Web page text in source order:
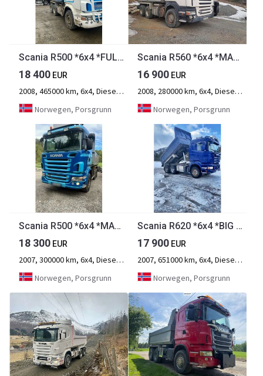
Scania R500 *6x4 *FULL STEEL *MANUAL *VBG *RETARDER
18 400 EUR
2008, 465000 km, 6x4, Diesel, 3-Achse
Norwegen, Porsgrunn
Scania R560 *6x4 *MANUAL *BIG AXLES *STEEL/STEEL *RETARDER
16 900 EUR
2008, 280000 km, 6x4, Diesel, 3-Achse
Norwegen, Porsgrunn
Scania R500 *6x4 *MANUAL *BIG AXLES *FULL STEEL
18 300 EUR
2007, 300000 km, 6x4, Diesel, 3-Achse
Norwegen, Porsgrunn
Scania R620 *6x4 *BIG AXLES *RETARDER
17 900 EUR
2007, 651000 km, 6x4, Diesel, 3-Achse
Norwegen, Porsgrunn